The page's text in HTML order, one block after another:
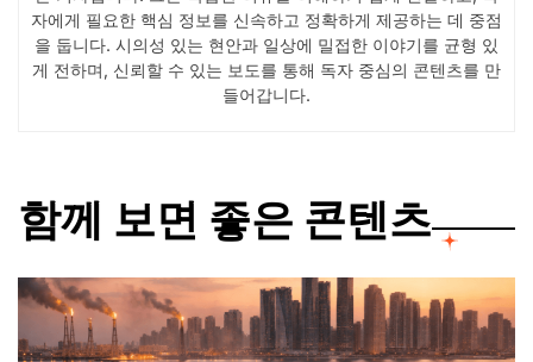
자에게 필요한 핵심 정보를 신속하고 정확하게 제공하는 데 중점
을 둡니다. 시의성 있는 현안과 일상에 밀접한 이야기를 균형 있
게 전하며, 신뢰할 수 있는 보도를 통해 독자 중심의 콘텐츠를 만
들어갑니다.
함께 보면 좋은 콘텐츠